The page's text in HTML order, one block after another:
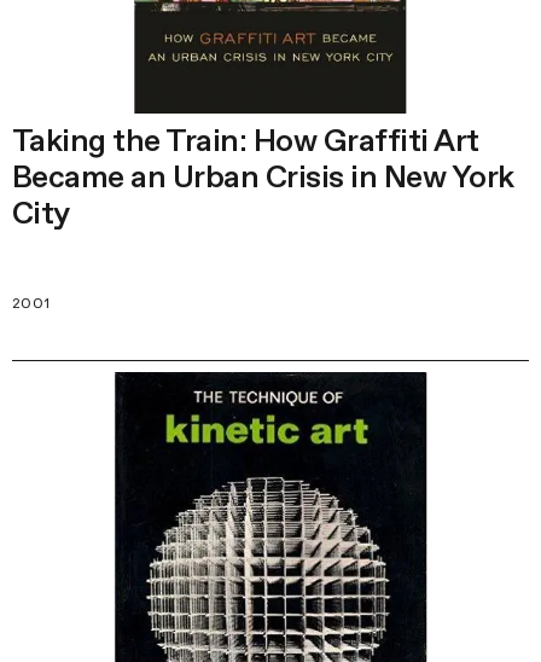
Taking the Train: How Graffiti Art
Became an Urban Crisis in New York
City
2001